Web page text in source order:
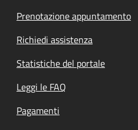
Prenotazione appuntamento
Richiedi assistenza
Statistiche del portale
Leggi le FAQ
Pagamenti